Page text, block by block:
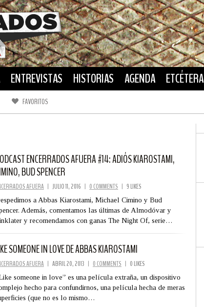
ENTREVISTAS HISTORIAS AGENDA ETCÉTERA
FAVORITOS
ENCERRADOS AFUERA #14: ADIÓS KIAROSTAMI,
BUD SPENCER
AFUERA | JULIO 11, 2016 | 0 COMMENTS | 9 LIKES
a Abbas Kiarostami, Michael Cimino y Bud
Además, comentamos las últimas de Almodóvar y
y recomendamos con ganas The Night Of, serie…
SOMEONE IN LOVE DE ABBAS KIAROSTAMI
AFUERA | ABRIL 20, 2013 | 0 COMMENTS | 0 LIKES
someone in love” es una película extraña, un dispositivo
hecho para confundirnos, una película hecha de meras
(que no es lo mismo…